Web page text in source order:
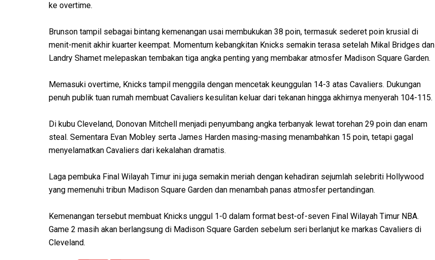
ke overtime.
Brunson tampil sebagai bintang kemenangan usai membukukan 38 poin, termasuk sederet poin krusial di
menit-menit akhir kuarter keempat. Momentum kebangkitan Knicks semakin terasa setelah Mikal Bridges dan
Landry Shamet melepaskan tembakan tiga angka penting yang membakar atmosfer Madison Square Garden.
Memasuki overtime, Knicks tampil menggila dengan mencetak keunggulan 14-3 atas Cavaliers. Dukungan
penuh publik tuan rumah membuat Cavaliers kesulitan keluar dari tekanan hingga akhirnya menyerah 104-115.
Di kubu Cleveland, Donovan Mitchell menjadi penyumbang angka terbanyak lewat torehan 29 poin dan enam
steal. Sementara Evan Mobley serta James Harden masing-masing menambahkan 15 poin, tetapi gagal
menyelamatkan Cavaliers dari kekalahan dramatis.
Laga pembuka Final Wilayah Timur ini juga semakin meriah dengan kehadiran sejumlah selebriti Hollywood
yang memenuhi tribun Madison Square Garden dan menambah panas atmosfer pertandingan.
Kemenangan tersebut membuat Knicks unggul 1-0 dalam format best-of-seven Final Wilayah Timur NBA.
Game 2 masih akan berlangsung di Madison Square Garden sebelum seri berlanjut ke markas Cavaliers di
Cleveland.